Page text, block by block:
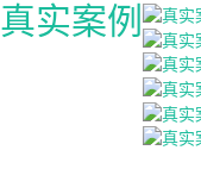
真实案例